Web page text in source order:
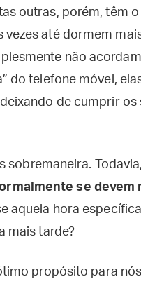
outras, porém, têm
até dormem
não
do telefone móvel,
de cumprir os
sobremaneira.
se devem
aquela hora
mais tarde?
propósito para